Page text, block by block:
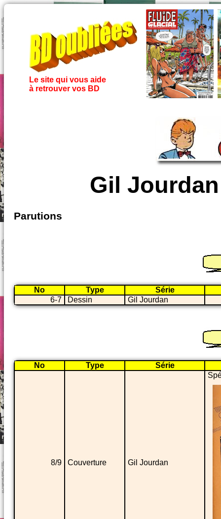
Le site qui vous aide
à retrouver vos BD
Gil
Parutions
No Type
Série
6-7
Dessin Gil Jourdan
No Type Série
8/9 Couverture Gil Jourdan